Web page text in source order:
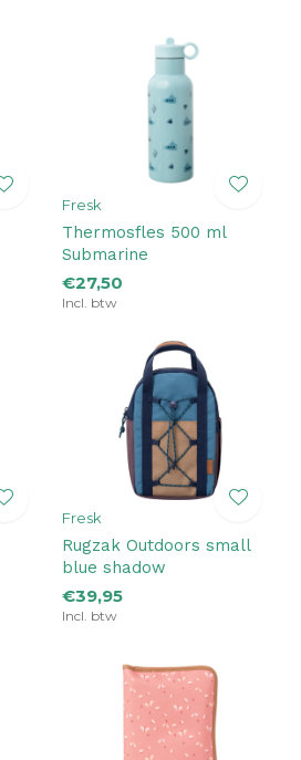
Fresk
Thermosfles 500 ml
Submarine
€27,50
Incl. btw
Fresk
Rugzak Outdoors small
blue shadow
€39,95
Incl. btw